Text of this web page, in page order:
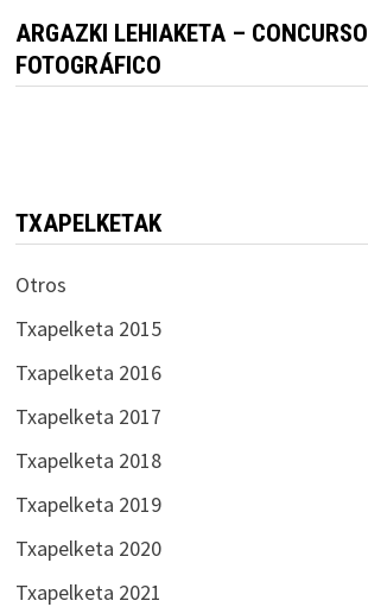
ARGAZKI LEHIAKETA – CONCURSO
FOTOGRÁFICO
TXAPELKETAK
Otros
Txapelketa 2015
Txapelketa 2016
Txapelketa 2017
Txapelketa 2018
Txapelketa 2019
Txapelketa 2020
Txapelketa 2021